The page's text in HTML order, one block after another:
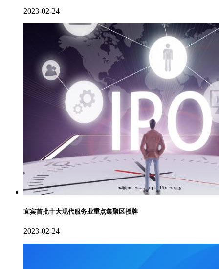
2023-02-24
宜宾首批十大现代服务业重点集聚区授牌
2023-02-24